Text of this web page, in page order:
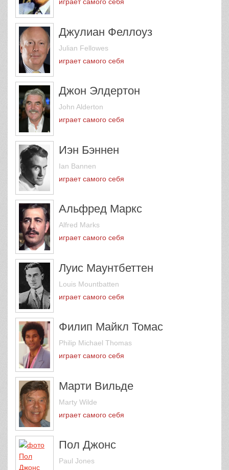
Джулиан Феллоуз
Julian Fellowes
играет самого себя
Джон Элдертон
John Alderton
играет самого себя
Иэн Бэннен
Ian Bannen
играет самого себя
Альфред Маркс
Alfred Marks
играет самого себя
Луис Маунтбеттен
Louis Mountbatten
играет самого себя
Филип Майкл Томас
Philip Michael Thomas
играет самого себя
Марти Вильде
Marty Wilde
играет самого себя
Пол Джонс
Paul Jones